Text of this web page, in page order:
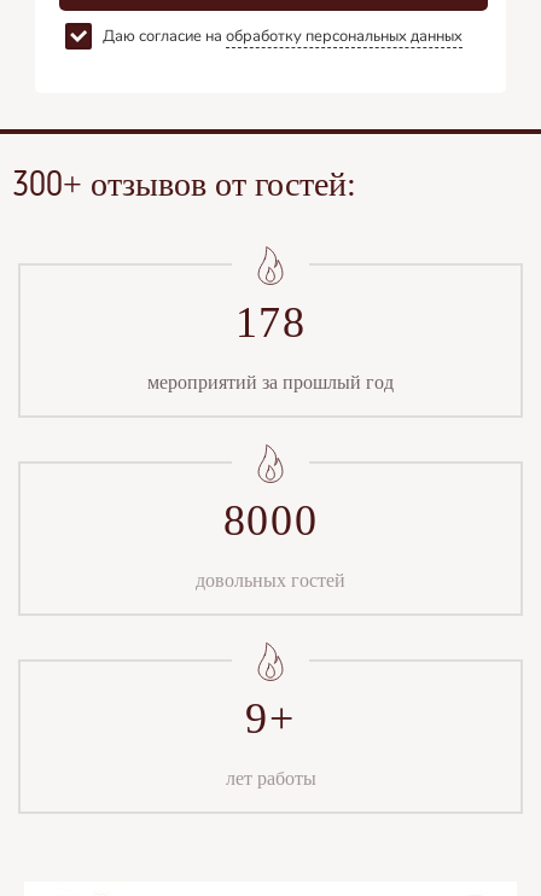
Даю согласие на обработку персональных данных
300+ отзывов от гостей:
178
мероприятий за прошлый год
8000
довольных гостей
9+
лет работы